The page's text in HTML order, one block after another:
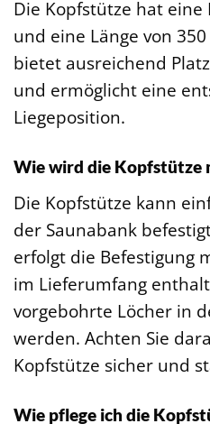
Die Kopfstütze hat eine
und eine Länge von
bietet ausreichend
und ermöglicht eine
Liegeposition.
Wie wird die Kopfstütze
Die Kopfstütze kann
der Saunabank
erfolgt die Befestigung
im Lieferumfang
vorgebohrte Löcher in
werden. Achten Sie
Kopfstütze sicher und
Wie pflege ich die